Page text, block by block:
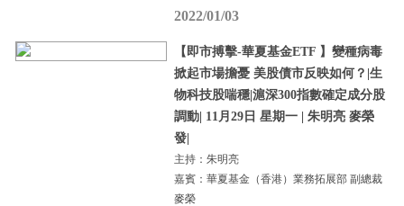
2022/01/03
【即市搏擊-華夏基金ETF 】變種病毒
掀起市場擔憂 美股債市反映如何？|生
物科技股喘穩|滬深300指數確定成分股
調動| 11月29日 星期一 | 朱明亮 麥榮
發|
主持：朱明亮
嘉賓：華夏基金（香港）業務拓展部 副總裁
麥榮